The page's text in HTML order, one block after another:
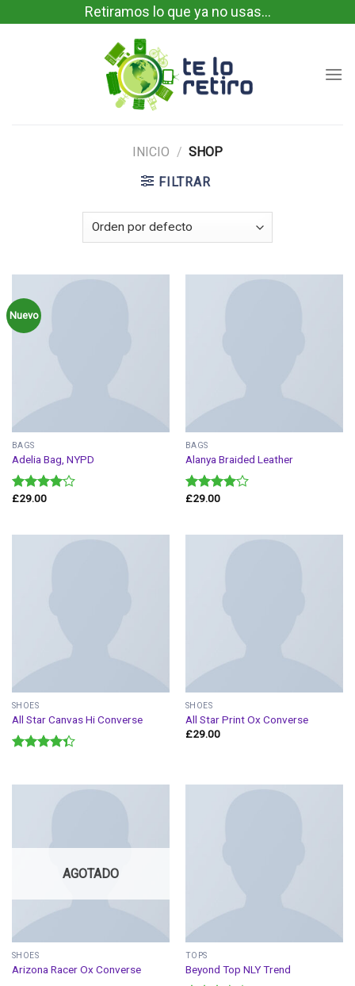
to
Retiramos lo que ya no usas...
INICIO / SHOP
FILTRAR
Nuevo
BAGS
Adelia Bag, NYPD
Valorado
£29.00
BAGS
Alanya Braided Leather
Valorado
£29.00
SHOES
All Star Canvas Hi Converse
de 5
SHOES
All Star Print Ox Converse
£29.00
AGOTADO
SHOES
Arizona Racer Ox Converse
TOPS
Beyond Top NLY Trend